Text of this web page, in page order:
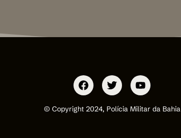
© Copyright 2024, Polícia Militar da Bahia